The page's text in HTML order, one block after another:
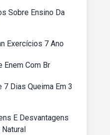
Sobre Ensino Da
Exercícios 7 Ano
Enem Com Br
7 Dias Queima Em 3
E Desvantagens
Natural